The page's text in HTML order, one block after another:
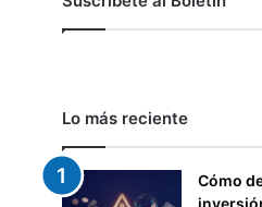
Lo más reciente
Cómo